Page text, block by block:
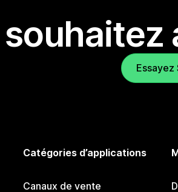
Catégories d’applications
Canaux de vente